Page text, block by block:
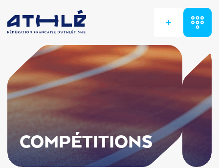
+
COMPÉTITIONS